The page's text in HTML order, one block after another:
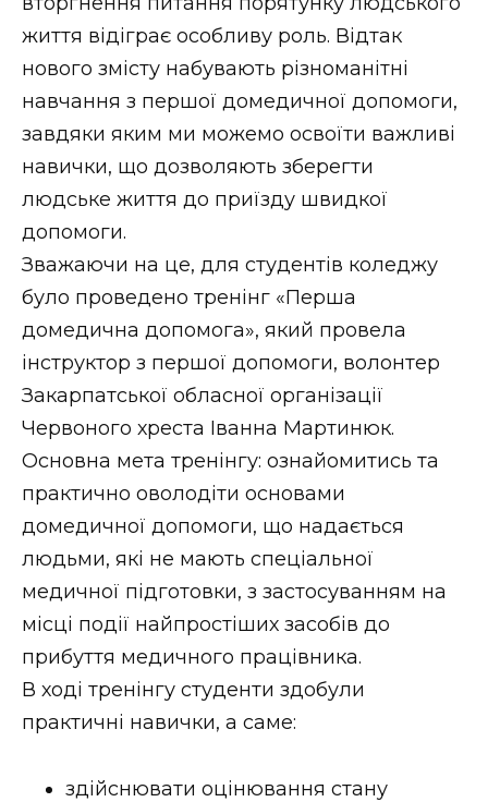
ЗАКАРПАТСЬКІ НОВИНИ
НОВИНИ ЗАХІДНОЇ УКРАЇНИ
ФОТО
ВІДЕО
життя відіграє особливу роль. Відтак
нового змісту набувають різноманітні
навчання з першої домедичної допомоги,
завдяки яким ми можемо освоїти важливі
навички, що дозволяють зберегти
людське життя до приїзду швидкої
допомоги.
Зважаючи на це, для студентів коледжу
було проведено тренінг «Перша
домедична допомога», який провела
інструктор з першої допомоги, волонтер
Закарпатської обласної організації
Червоного хреста Іванна Мартинюк.
Основна мета тренінгу: ознайомитись та
практично оволодіти основами
домедичної допомоги, що надається
людьми, які не мають спеціальної
медичної підготовки, з застосуванням на
місці події найпростіших засобів до
прибуття медичного працівника.
В ході тренінгу студенти здобули
практичні навички, а саме:
здійснювати оцінювання стану